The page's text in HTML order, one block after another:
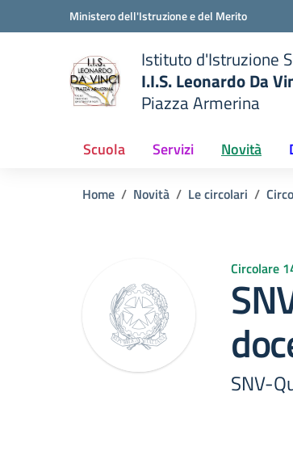
Vai ai contenuti
Vai al menu di navigazioneMinistero dell'Istruzione e del Merito
scuola
Istituto d'Istruzione
I.I.S. Leonardo Da
Piazza Armerina
Scuola Servizi Novità
Home Novità Le circolari
Circolare
SNV-